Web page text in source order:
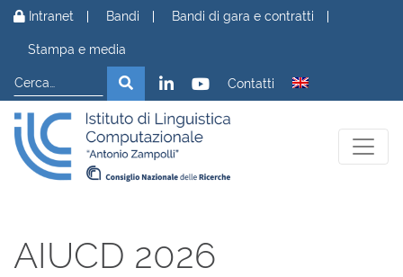
Vai al contenuto
Intranet Bandi Bandi di gara e contratti
Stampa e media
Cerca
Cerca Contatti
AIUCD 2026